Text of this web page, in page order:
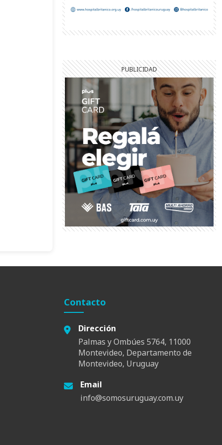
Contacto
Dirección
Palmas y Ombúes 5764, 11000
Montevideo, Departamento de
Montevideo, Uruguay
Email
info@somosuruguay.com.uy